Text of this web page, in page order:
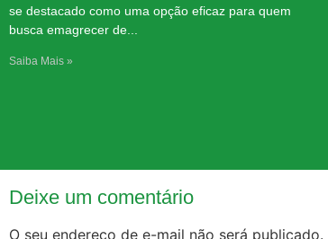
se destacado como uma opção eficaz para quem
busca emagrecer de
Saiba Mais »
Deixe um comentário
O seu endereço de e-mail não será publicado.